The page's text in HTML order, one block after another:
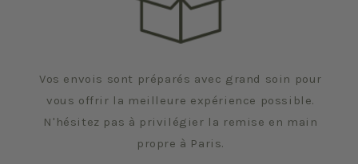
Vos envois sont préparés avec grand soin pour
vous offrir la meilleure expérience possible.
N'hésitez pas à privilégier la remise en main
propre à Paris.